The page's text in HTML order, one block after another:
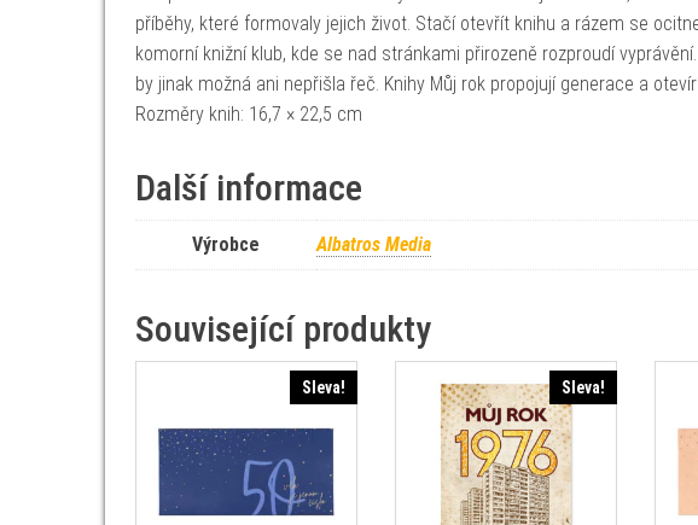
příběhy, které formovaly jejich život. Stačí otevřít knihu a rázem se
komorní knižní klub, kde se nad stránkami přirozeně rozproudí
by jinak možná ani nepřišla řeč. Knihy Můj rok propojují generace a
Rozměry knih: 16,7 × 22,5 cm
Další informace
Výrobce Albatros Media
Související produkty
Sleva! Sleva!